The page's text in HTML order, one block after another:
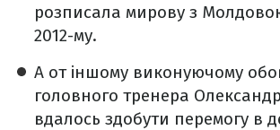
розписала мирову з
2012-му.
А от іншому виконуючому
головного тренера
вдалось здобути перемогу в